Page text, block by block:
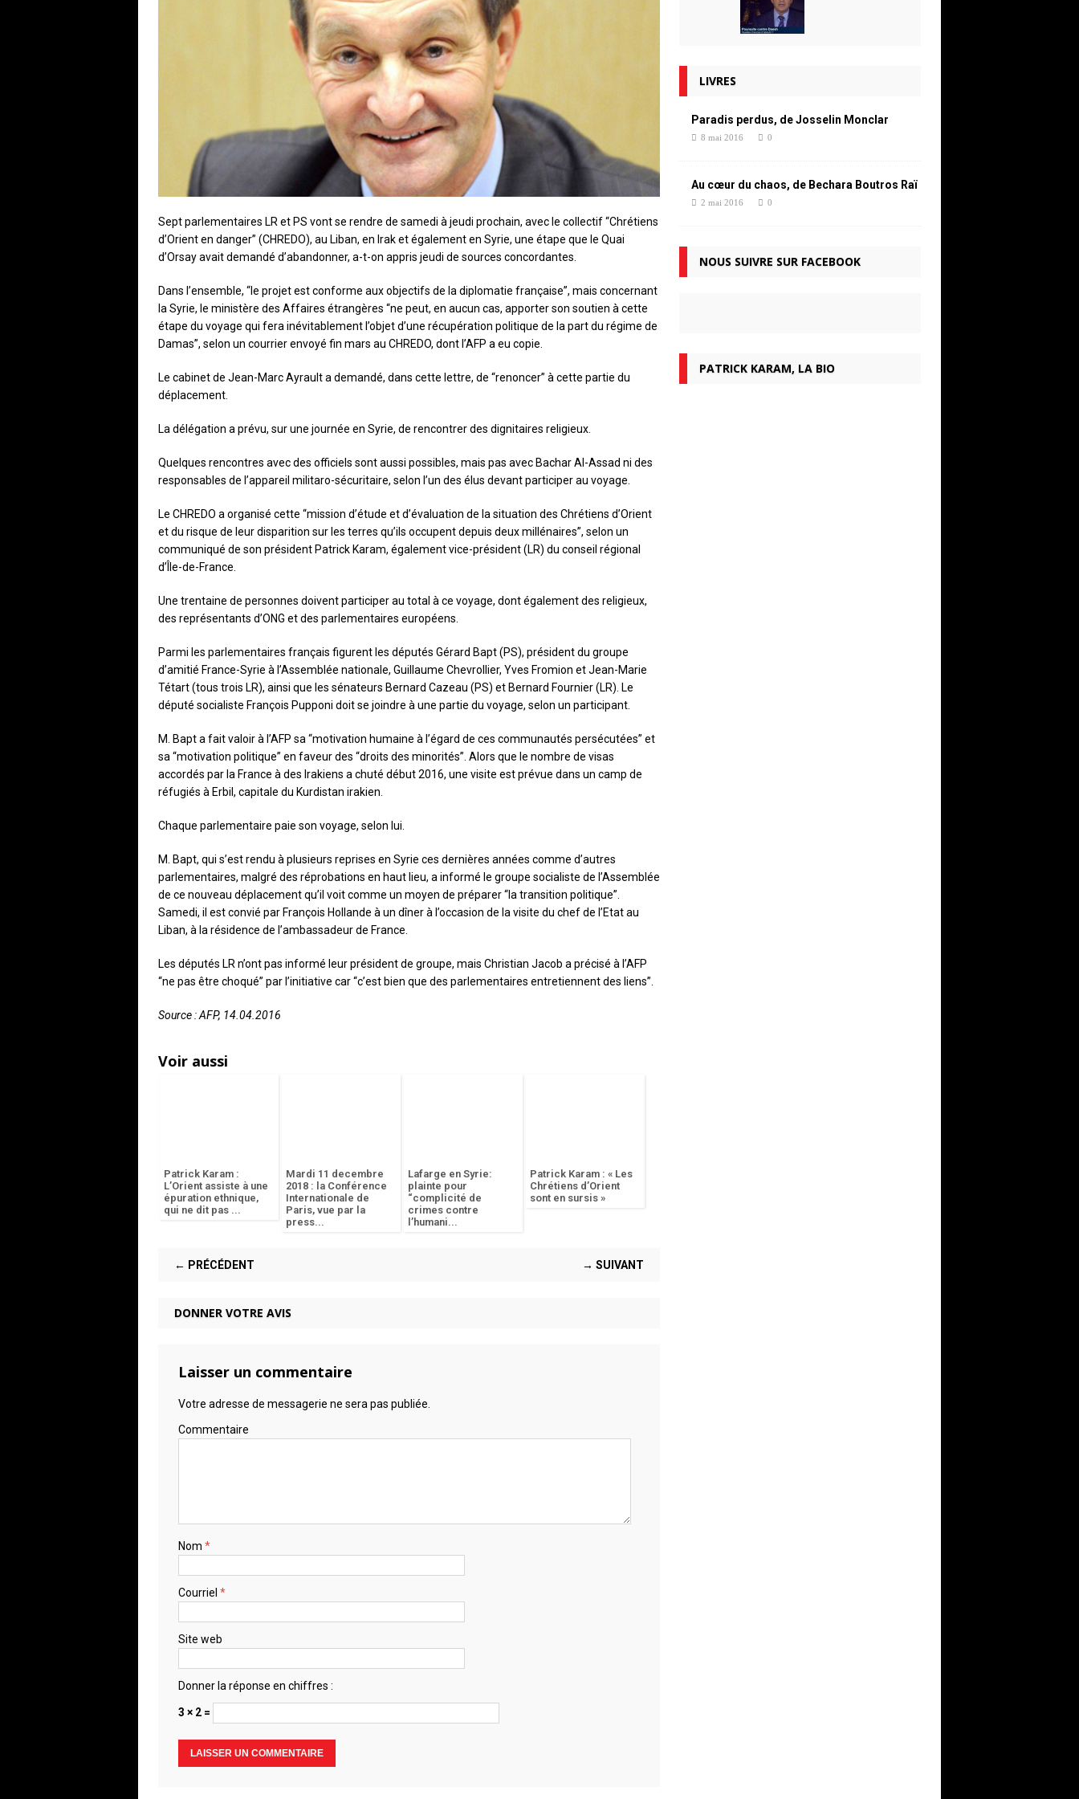
Sept parlementaires LR et PS vont se rendre de samedi à jeudi prochain, avec le collectif “Chrétiens
d’Orient en danger” (CHREDO), au Liban, en Irak et également en Syrie, une étape que le Quai
d’Orsay avait demandé d’abandonner, a-t-on appris jeudi de sources concordantes.
Dans l’ensemble, “le projet est conforme aux objectifs de la diplomatie française”, mais concernant
la Syrie, le ministère des Affaires étrangères “ne peut, en aucun cas, apporter son soutien à cette
étape du voyage qui fera inévitablement l’objet d’une récupération politique de la part du régime de
Damas”, selon un courrier envoyé fin mars au CHREDO, dont l’AFP a eu copie.
Le cabinet de Jean-Marc Ayrault a demandé, dans cette lettre, de “renoncer” à cette partie du
déplacement.
La délégation a prévu, sur une journée en Syrie, de rencontrer des dignitaires religieux.
Quelques rencontres avec des officiels sont aussi possibles, mais pas avec Bachar Al-Assad ni des
responsables de l’appareil militaro-sécuritaire, selon l’un des élus devant participer au voyage.
Le CHREDO a organisé cette “mission d’étude et d’évaluation de la situation des Chrétiens d’Orient
et du risque de leur disparition sur les terres qu’ils occupent depuis deux millénaires”, selon un
communiqué de son président Patrick Karam, également vice-président (LR) du conseil régional
d’Île-de-France.
Une trentaine de personnes doivent participer au total à ce voyage, dont également des religieux,
des représentants d’ONG et des parlementaires européens.
Parmi les parlementaires français figurent les députés Gérard Bapt (PS), président du groupe
d’amitié France-Syrie à l’Assemblée nationale, Guillaume Chevrollier, Yves Fromion et Jean-Marie
Tétart (tous trois LR), ainsi que les sénateurs Bernard Cazeau (PS) et Bernard Fournier (LR). Le
député socialiste François Pupponi doit se joindre à une partie du voyage, selon un participant.
M. Bapt a fait valoir à l’AFP sa “motivation humaine à l’égard de ces communautés persécutées” et
sa “motivation politique” en faveur des “droits des minorités”. Alors que le nombre de visas
accordés par la France à des Irakiens a chuté début 2016, une visite est prévue dans un camp de
réfugiés à Erbil, capitale du Kurdistan irakien.
Chaque parlementaire paie son voyage, selon lui.
M. Bapt, qui s’est rendu à plusieurs reprises en Syrie ces dernières années comme d’autres
parlementaires, malgré des réprobations en haut lieu, a informé le groupe socialiste de l’Assemblée
de ce nouveau déplacement qu’il voit comme un moyen de préparer “la transition politique”.
Samedi, il est convié par François Hollande à un dîner à l’occasion de la visite du chef de l’Etat au
Liban, à la résidence de l’ambassadeur de France.
Les députés LR n’ont pas informé leur président de groupe, mais Christian Jacob a précisé à l’AFP
“ne pas être choqué” par l’initiative car “c’est bien que des parlementaires entretiennent des liens”.
Source : AFP, 14.04.2016
Voir aussi
Patrick Karam :
L’Orient assiste à une
épuration ethnique,
qui ne dit pas ...
Mardi 11 decembre
2018 : la Conférence
Internationale de
Paris, vue par la
press...
Lafarge en Syrie:
plainte pour
“complicité de
crimes contre
l’humani...
Patrick Karam : « Les
Chrétiens d’Orient
sont en sursis »
← PRÉCÉDENT → SUIVANT
DONNER VOTRE AVIS
Laisser un commentaire
Votre adresse de messagerie ne sera pas publiée.
Commentaire
Nom *
Courriel *
Site web
Donner la réponse en chiffres :
3 × 2 =
LIVRES
Paradis perdus, de Josselin Monclar
8 mai 2016 0
Au cœur du chaos, de Bechara Boutros Raï
2 mai 2016 0
NOUS SUIVRE SUR FACEBOOK
PATRICK KARAM, LA BIO